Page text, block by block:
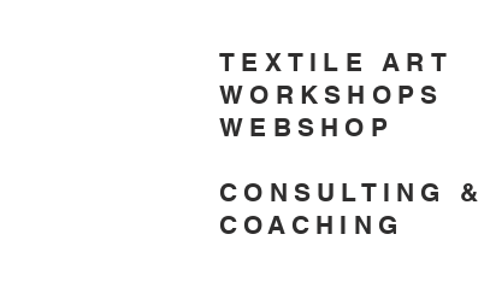
TEXTILE ART
WORKSHOPS
WEBSHOP
CONSULTING &
COACHING